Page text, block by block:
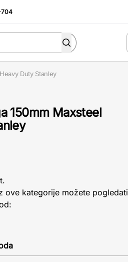
Duty Stanley
150mm Maxsteel
ove kategorije možete pogledati